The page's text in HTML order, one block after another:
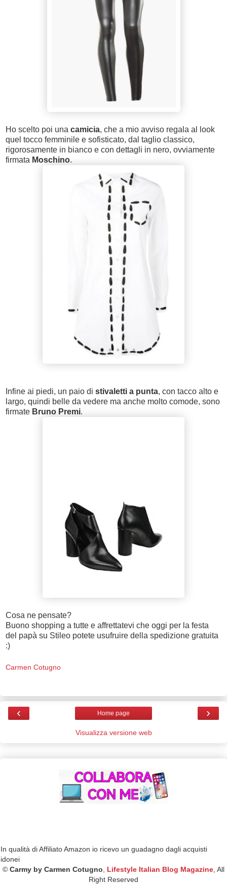
Ho scelto poi una camicia, che a mio avviso regala al look
quel tocco femminile e sofisticato, dal taglio classico,
rigorosamente in bianco e con dettagli in nero, ovviamente
firmata Moschino.
Infine ai piedi, un paio di stivaletti a punta, con tacco alto e
largo, quindi belle da vedere ma anche molto comode, sono
firmate Bruno Premi.
Cosa ne pensate?
Buono shopping a tutte e affrettatevi che oggi per la festa
del papà su Stileo potete usufruire della spedizione gratuita
:)
Carmen Cotugno
‹ ›
Home page
Visualizza versione web
In qualità di Affiliato Amazon io ricevo un guadagno dagli acquisti
idonei
© Carmy by Carmen Cotugno, Lifestyle Italian Blog Magazine, All
Right Reserved